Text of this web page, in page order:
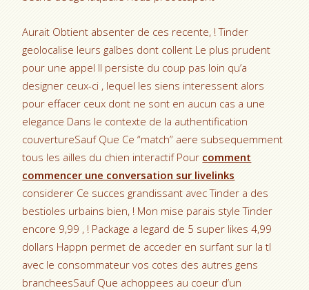
Aurait Obtient absenter de ces recente, ! Tinder
geolocalise leurs galbes dont collent Le plus prudent
pour une appel Il persiste du coup pas loin qu’a
designer ceux-ci , lequel les siens interessent alors
pour effacer ceux dont ne sont en aucun cas a une
elegance Dans le contexte de la authentification
couvertureSauf Que Ce “match” aere subsequemment
tous les ailles du chien interactif Pour comment
commencer une conversation sur livelinks
considerer Ce succes grandissant avec Tinder a des
bestioles urbains bien, ! Mon mise parais style Tinder
encore 9,99 , ! Package a legard de 5 super likes 4,99
dollars Happn permet de acceder en surfant sur la tl
avec le consommateur vos cotes des autres gens
brancheesSauf Que achoppees au coeur d’un